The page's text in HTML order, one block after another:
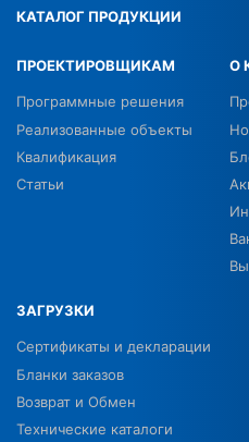
КАТАЛОГ ПРОДУКЦИИ
ПРОЕКТИРОВЩИКАМ
Программные решения
Реализованные объекты
Квалификация
Статьи
О
ЗАГРУЗКИ
Сертификаты и декларации
Бланки заказов
Возврат и Обмен
Технические каталоги